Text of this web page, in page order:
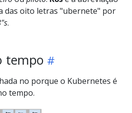
das oito letras "ubernete" por
.
tempo
no porque o Kubernetes é
tempo.